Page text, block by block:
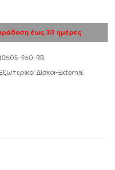
έως 30 ημέρες
960-RB
Δίσκοι-External